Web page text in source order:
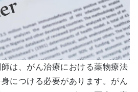
は、がん治療における薬物療法
につける必要があります。がん